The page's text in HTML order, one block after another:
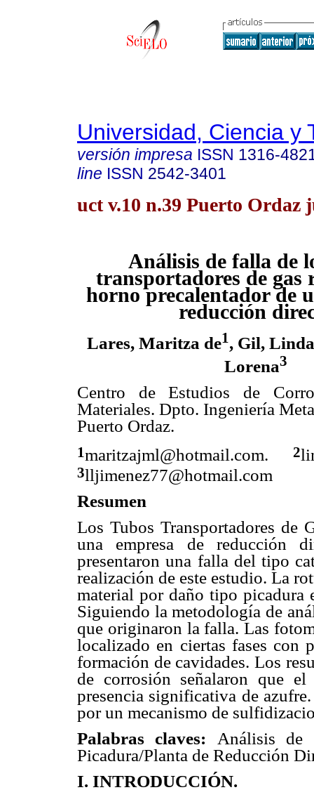
Universidad, Ciencia y
versión impresa ISSN 1316-
line ISSN 2542-3401
uct v.10 n.39 Puerto Ordaz
Análisis de falla de
transportadores de gas
horno precalentador de
reducción
Lares, Maritza de1, Gil, Linda
Lorena3
Centro de Estudios de
Materiales. Dpto. Ingeniería
Puerto Ordaz.
1maritzajml@hotmail.com. 2
3lljimenez77@hotmail.com
Resumen
Los Tubos Transportadores de
una empresa de reducción
presentaron una falla del tipo
realización de este estudio. La
material por daño tipo picadura
Siguiendo la metodología de
que originaron la falla. Las
localizado en ciertas fases con
formación de cavidades. Los
de corrosión señalaron que
presencia significativa de
por un mecanismo de
Palabras claves: Análisis de
Picadura/Planta de Reducción
I. INTRODUCCIÓN.